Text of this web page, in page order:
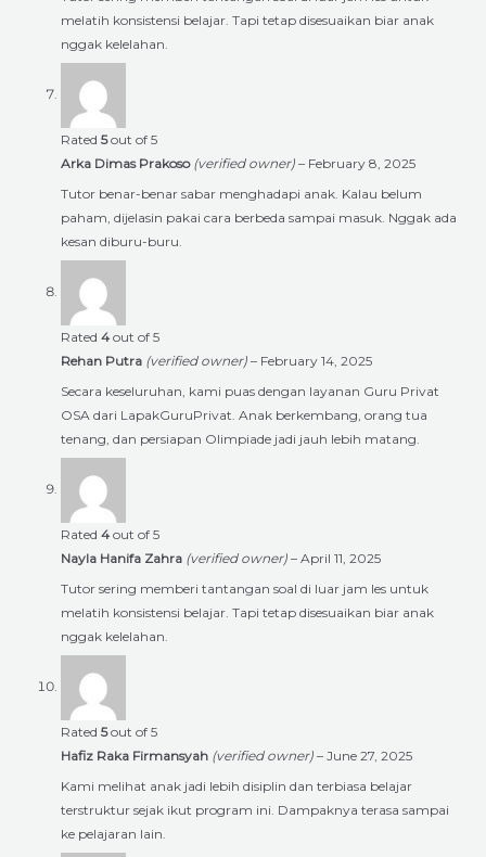
melatih konsistensi belajar. Tapi tetap disesuaikan biar anak
nggak kelelahan.
Rated 5out of 5
Arka Dimas Prakoso (verified owner) – February 8, 2025
Tutor benar-benar sabar menghadapi anak. Kalau belum
paham, dijelasin pakai cara berbeda sampai masuk. Nggak ada
kesan diburu-buru.
Rated 4 out of 5
Rehan Putra (verified owner) – February 14, 2025
Secara keseluruhan, kami puas dengan layanan Guru Privat
OSA dari LapakGuruPrivat. Anak berkembang, orang tua
tenang, dan persiapan Olimpiade jadi jauh lebih matang.
Rated 4 out of 5
Nayla Hanifa Zahra (verified owner) – April 11, 2025
Tutor sering memberi tantangan soal di luar jam les untuk
melatih konsistensi belajar. Tapi tetap disesuaikan biar anak
nggak kelelahan.
Rated 5out of 5
Hafiz Raka Firmansyah (verified owner) – June 27, 2025
Kami melihat anak jadi lebih disiplin dan terbiasa belajar
terstruktur sejak ikut program ini. Dampaknya terasa sampai
ke pelajaran lain.